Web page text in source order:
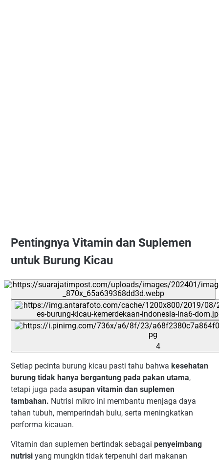
Pentingnya Vitamin dan Suplemen
untuk Burung Kicau
4
Setiap pecinta burung kicau pasti tahu bahwa kesehatan
burung tidak hanya bergantung pada pakan utama,
tetapi juga pada asupan vitamin dan suplemen
tambahan. Nutrisi mikro ini membantu menjaga daya
tahan tubuh, memperindah bulu, serta meningkatkan
performa kicauan.
Vitamin dan suplemen bertindak sebagai penyeimbang
nutrisi yang mungkin tidak terpenuhi dari makanan